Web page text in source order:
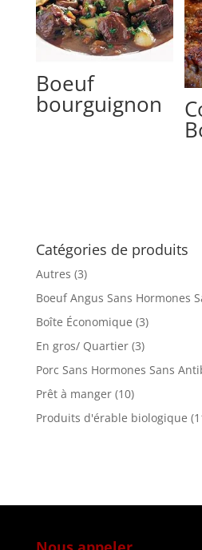
Boeuf
bourguignon
Catégories de produits
Autres (3)
Boeuf Angus Sans Hormones
Boîte Économique (3)
En gros/ Quartier (3)
Porc Sans Hormones Sans
Prêt à manger (10)
Produits d'érable biologique